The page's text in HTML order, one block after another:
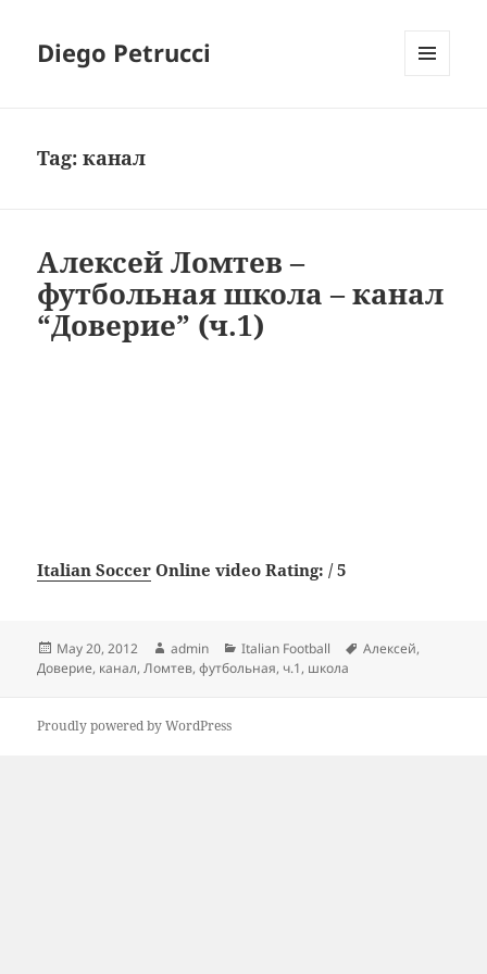
Diego Petrucci
Tag:канал
Алексей Ломтев –
футбольная школа – канал
“Доверие” (ч.1)
Italian Soccer Online video Rating: / 5
Posted
on
May 20, 2012 Author
admin Categories
Italian Football Tags
Алексей,
Доверие, канал,Ломтев,футбольная, ч.1, школа
Proudly powered by WordPress